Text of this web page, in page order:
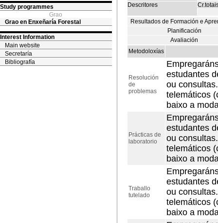
Study programmes
Grao
Grao en Enxeñaría Forestal
Interest Information
Main website
Secretaría
Bibliografía
Descritores
Resultados de Formación e
Planificación
Avaliación
Metodoloxías
Resolución
de
problemas
estudantes
ou
telemáticos
baixo a
Prácticas de
laboratorio
estudantes
ou
telemáticos
baixo a
Traballo
tutelado
estudantes
ou
telemáticos
baixo a